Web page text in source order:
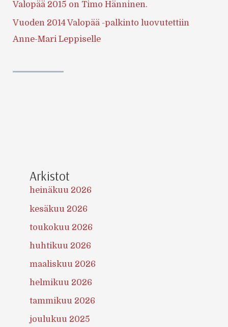
Valopää 2015 on Timo Hänninen.
Vuoden 2014 Valopää -palkinto luovutettiin
Anne-Mari Leppiselle
Arkistot
heinäkuu 2026
kesäkuu 2026
toukokuu 2026
huhtikuu 2026
maaliskuu 2026
helmikuu 2026
tammikuu 2026
joulukuu 2025